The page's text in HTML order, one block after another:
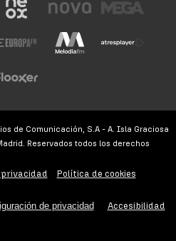
de Comunicación, S.A - A. Isla Graciosa
Reservados todos los derechos
Política de cookies
de privacidad Accesibilidad